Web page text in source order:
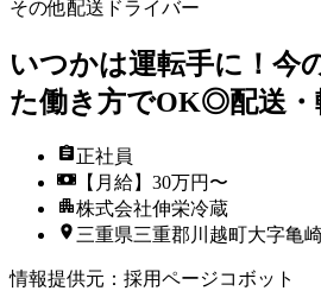
その他配送ドライバー
いつかは運転手に！今
た働き方でOK◎配送・
正社員
【月給】30万円〜
株式会社伸栄冷蔵
三重県三重郡川越町大字亀
情報提供元 ： 採用ページコボット